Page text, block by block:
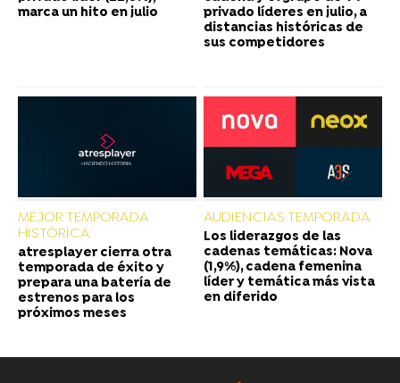
marca un hito en julio
privado líderes en julio, a
distancias históricas de
sus competidores
MEJOR TEMPORADA
HISTÓRICA
atresplayer cierra otra
temporada de éxito y
prepara una batería de
estrenos para los
próximos meses
AUDIENCIAS TEMPORADA
Los liderazgos de las
cadenas temáticas: Nova
(1,9%), cadena femenina
líder y temática más vista
en diferido